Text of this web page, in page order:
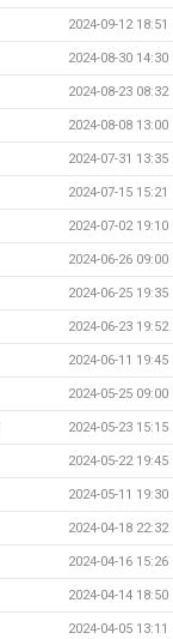
2024-09-12 18:51
2024-08-30 14:30
2024-08-23 08:32
2024-08-08 13:00
2024-07-31 13:35
2024-07-15 15:21
2024-07-02 19:10
2024-06-26 09:00
2024-06-25 19:35
2024-06-23 19:52
2024-06-11 19:45
2024-05-25 09:00
2024-05-23 15:15
2024-05-22 19:45
2024-05-11 19:30
2024-04-18 22:32
2024-04-16 15:26
2024-04-14 18:50
2024-04-05 13:11